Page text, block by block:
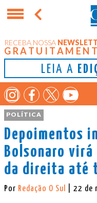
RECEBA NOSSA
LEIA A
POLÍTICA
Depoimentos
Bolsonaro
da direita até
Por Redação O Sul | 22 de